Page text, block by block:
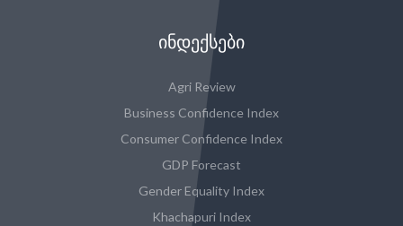
ᲘᲜᲓᲔᲥᲡᲔᲑᲘ
Agri Review
Business Confidence Index
Consumer Confidence Index
GDP Forecast
Gender Equality Index
Khachapuri Index